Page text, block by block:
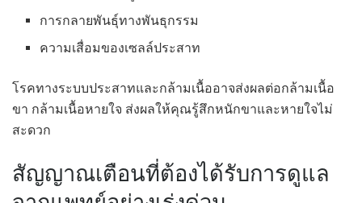
การกลายพันธุ์ทางพันธุกรรม
ความเสื่อมของเซลล์ประสาท
โรคทางระบบประสาทและกล้ามเนื้ออาจส่งผลต่อกล้ามเนื้อ
ขา กล้ามเนื้อหายใจ ส่งผลให้คุณรู้สึกหนักขาและหายใจไม่
สะดวก
สัญญาณเตือนที่ต้องได้รับการดูแล